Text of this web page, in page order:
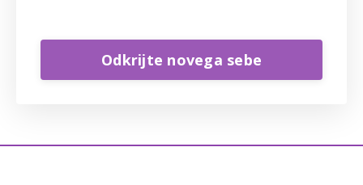
Odkrijte novega sebe